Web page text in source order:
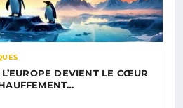
DEVIENT LE CŒUR